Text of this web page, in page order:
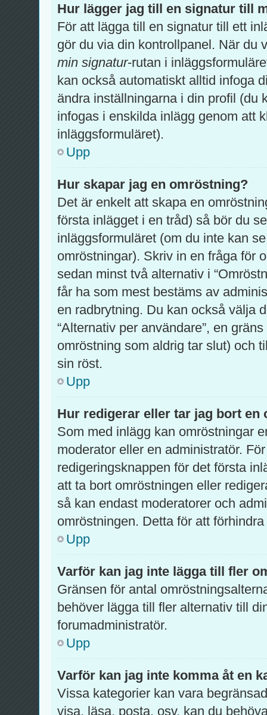
Hur lägger jag till en signatur till
För att lägga till en signatur till ett
gör du via din kontrollpanel. När
min signatur-rutan i
kan också automatiskt alltid infoga
ändra inställningarna i din profil (du
infogas i enskilda inlägg genom att
inläggsformuläret).
Upp
Hur skapar jag en omröstning?
Det är enkelt att skapa en
första inlägget i en tråd) så bör du
inläggsformuläret (om du inte kan
omröstningar). Skriv in en fråga för
sedan minst två alternativ i
får ha som mest bestäms av
en radbrytning. Du kan också välja
“Alternativ per användare”, en
omröstning som aldrig tar slut) och
sin röst.
Upp
Hur redigerar eller tar jag bort en
Som med inlägg kan omröstningar
moderator eller en administratör.
redigeringsknappen för det första
att ta bort omröstningen eller
så kan endast moderatorer och
omröstningen. Detta för att
Upp
Varför kan jag inte lägga till fler
Gränsen för antal
behöver lägga till fler alternativ till
forumadministratör.
Upp
Varför kan jag inte komma åt en
Vissa kategorier kan vara
visa, läsa, posta, osv. kan du